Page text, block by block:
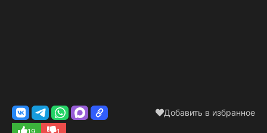
Добавить в избранное